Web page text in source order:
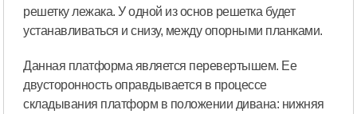
решетку лежака. У одной из основ решетка будет
устанавливаться и снизу, между опорными планками.
Данная платформа является перевертышем. Ее
двусторонность оправдывается в процессе
складывания платформ в положении дивана: нижняя